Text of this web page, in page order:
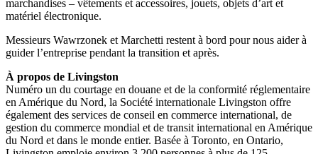
marchandises – vêtements et accessoires, jouets, objets d’art et
matériel électronique.
Messieurs Wawrzonek et Marchetti restent à bord pour nous aider à
guider l’entreprise pendant la transition et après.
À propos de Livingston
Numéro un du courtage en douane et de la conformité réglementaire
en Amérique du Nord, la Société internationale Livingston offre
également des services de conseil en commerce international, de
gestion du commerce mondial et de transit international en Amérique
du Nord et dans le monde entier. Basée à Toronto, en Ontario,